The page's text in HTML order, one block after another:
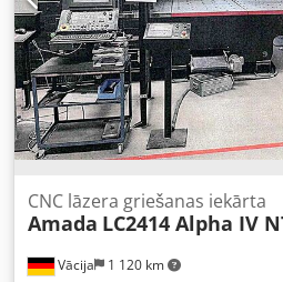
Vācija 1 120 km
CNC lāzera griešanas iekārta
Amada LC2414 Alpha IV